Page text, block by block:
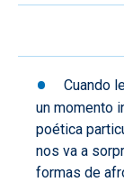
Cuando
un momento
poética
nos va a
formas de